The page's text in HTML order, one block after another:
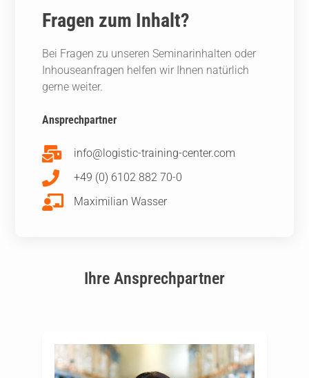
Fragen zum Inhalt?
Bei Fragen zu unseren Seminarinhalten oder
Inhouseanfragen helfen wir Ihnen natürlich
gerne weiter.
Ansprechpartner
info@logistic-training-center.com
+49 (0) 6102 882 70-0
Maximilian Wasser
Ihre Ansprechpartner